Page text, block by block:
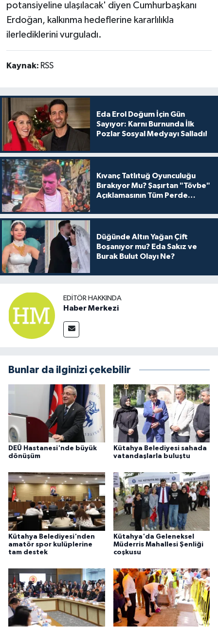
potansiyeline ulaşılacak' diyen Cumhurbaşkanı
Erdoğan, kalkınma hedeflerine kararlılıkla
ilerlediklerini vurguladı.
Kaynak: RSS
Eda Erol Doğum İçin Gün
Sayıyor: Karnı Burnunda İlk
Pozlar Sosyal Medyayı Salladı!
Kıvanç Tatlıtuğ Oyunculuğu
Bırakıyor Mu? Şaşırtan "Tövbe"
Açıklamasının Tüm Perde
Düğünde Altın Yağan Çift
Boşanıyor mu? Eda Sakız ve
Burak Bulut Olayı Ne?
EDITÖR HAKKINDA
Haber Merkezi
Bunlar da ilginizi çekebilir
DEÜ Hastanesi'nde büyük
dönüşüm
Kütahya Belediyesi sahada
vatandaşlarla buluştu
Kütahya Belediyesi'nden
amatör spor kulüplerine
tam destek
Kütahya'da Geleneksel
Müderris Mahallesi Şenliği
coşkusu